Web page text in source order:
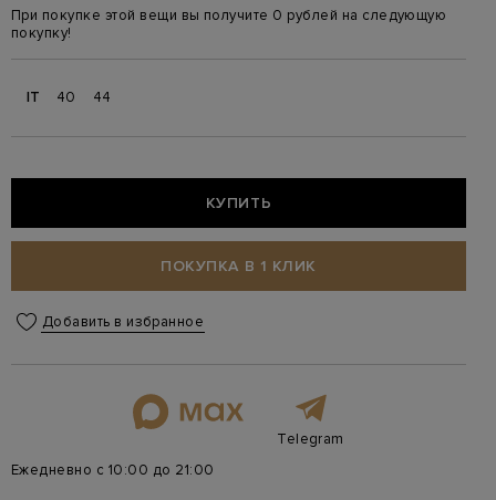
При покупке этой вещи вы получите 0 рублей на следующую
покупку!
IT 40 44
КУПИТЬ
ПОКУПКА В 1 КЛИК
Добавить в избранное
Telegram
Ежедневно с 10:00 до 21:00